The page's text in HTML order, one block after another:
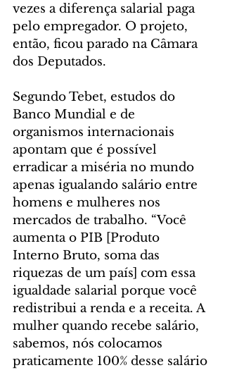
vezes a diferença salarial paga
pelo empregador. O projeto,
então, ficou parado na Câmara
dos Deputados.
Segundo Tebet, estudos do
Banco Mundial e de
organismos internacionais
apontam que é possível
erradicar a miséria no mundo
apenas igualando salário entre
homens e mulheres nos
mercados de trabalho. “Você
aumenta o PIB [Produto
Interno Bruto, soma das
riquezas de um país] com essa
igualdade salarial porque você
redistribui a renda e a receita. A
mulher quando recebe salário,
sabemos, nós colocamos
praticamente 100% desse salário